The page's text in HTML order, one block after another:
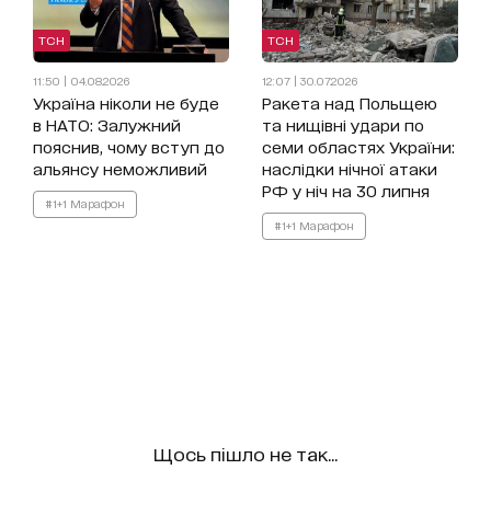
ТСН
11:50 | 04.08.2026
Україна ніколи не буде
в НАТО: Залужний
пояснив, чому вступ до
альянсу неможливий
#1+1 Марафон
ТСН
12:07 | 30.07.2026
Ракета над Польщею
та нищівні удари по
семи областях України:
наслідки нічної атаки
РФ у ніч на 30 липня
#1+1 Марафон
Щось пішло не так...